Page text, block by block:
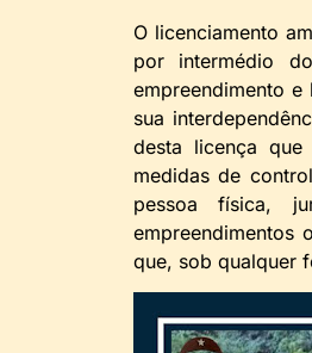
O licenciamento
por intermédio
empreendimento
sua
desta licença
medidas de
pessoa física,
empreendimentos
que, sob qualquer